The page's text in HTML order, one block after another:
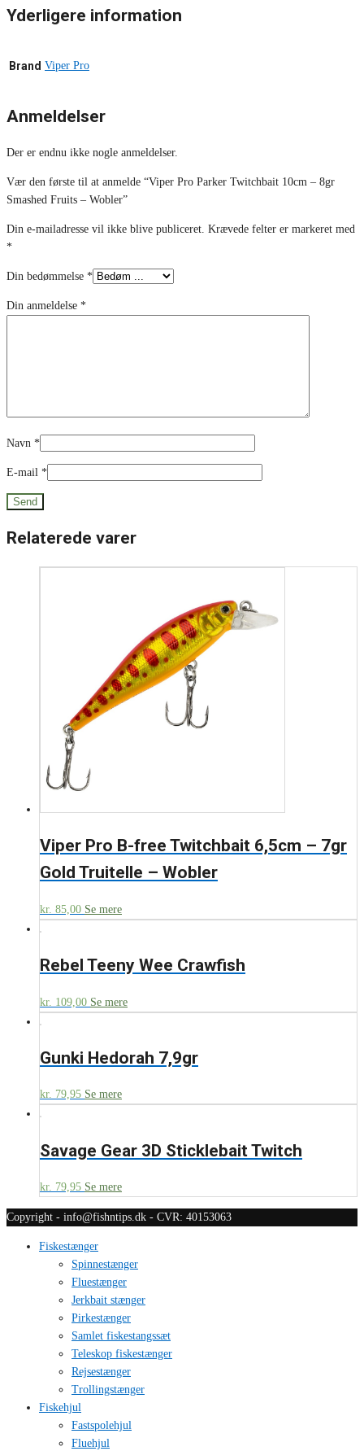
Yderligere information
Brand Viper Pro
Anmeldelser
Der er endnu ikke nogle anmeldelser.
Vær den første til at anmelde “Viper Pro Parker Twitchbait 10cm – 8gr
Smashed Fruits – Wobler”
Din e-mailadresse vil ikke blive publiceret. Krævede felter er markeret med
*
Din bedømmelse *
Din anmeldelse *
Navn *
E-mail *
Relaterede varer
Viper Pro B-free Twitchbait 6,5cm – 7gr
Gold Truitelle – Wobler
kr. 85,00 Se mere
Rebel Teeny Wee Crawfish
kr. 109,00 Se mere
Gunki Hedorah 7,9gr
kr. 79,95 Se mere
Savage Gear 3D Sticklebait Twitch
kr. 79,95 Se mere
Copyright - info@fishntips.dk - CVR: 40153063
Fiskestænger
Spinnestænger
Fluestænger
Jerkbait stænger
Pirkestænger
Samlet fiskestangssæt
Teleskop fiskestænger
Rejsestænger
Trollingstænger
Fiskehjul
Fastspolehjul
Fluehjul